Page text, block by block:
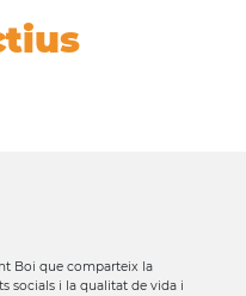
Boi que comparteix la
socials i la qualitat de vida i